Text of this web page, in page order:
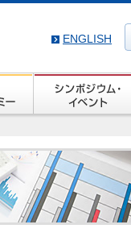
ENGLISH